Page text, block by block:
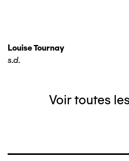
Louise Tournay
s.d.
Voir toutes